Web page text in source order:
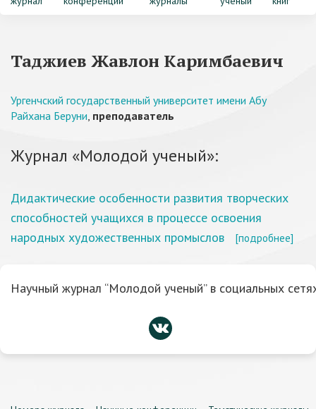
Таджиев Жавлон Каримбаевич
Ургенчский государственный университет имени Абу
Райхана Беруни, преподаватель
Журнал «Молодой ученый»:
Дидактические особенности развития творческих
способностей учащихся в процессе освоения
народных художественных промыслов
[подробнее]
Научный журнал “Молодой ученый” в социальных